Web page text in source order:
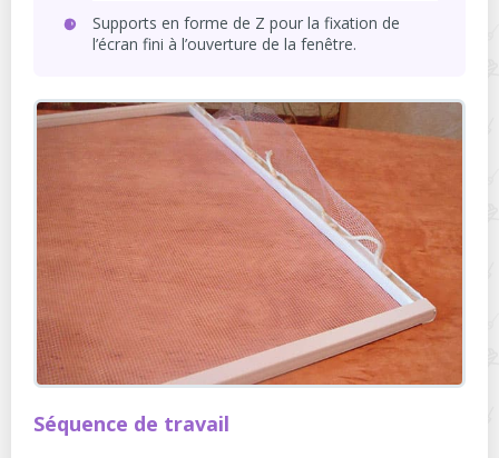
Supports en forme de Z pour la fixation de
l’écran fini à l’ouverture de la fenêtre.
Séquence de travail